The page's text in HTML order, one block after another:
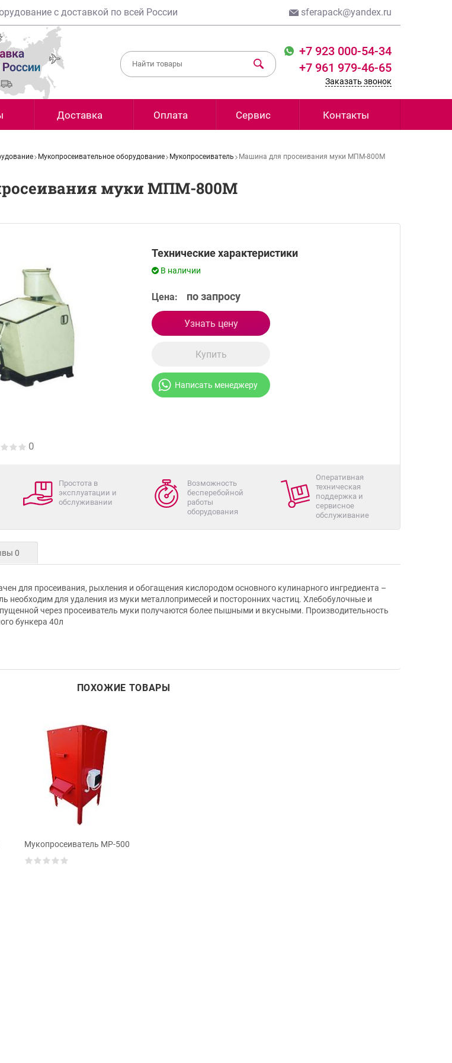
с доставкой по всей России sferapack@yandex.ru
+7 923 000-54-34
+7 961 979-46-65
Заказать звонок
Доставка Оплата Сервис Контакты
Мукопросеивательное оборудование Мукопросеиватель Машина для просеивания муки МПМ-800М
муки МПМ-800М
0
Технические характеристики
В наличии
Цена: по запросу
Узнать цену
Купить
Написать менеджеру
Простота в
эксплуатации и
обслуживании
Возможность
бесперебойной
работы
оборудования
Оперативная
техническая
поддержка и
сервисное
обслуживание
0
для просеивания, рыхления и обогащения кислородом основного кулинарного ингредиента –
необходим для удаления из муки металлопримесей и посторонних частиц. Хлебобулочные и
через просеиватель муки получаются более пышными и вкусными. Производительность
бункера 40л
ПОХОЖИЕ ТОВАРЫ
Мукопросеиватель MP-500